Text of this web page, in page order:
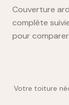
Couverture
complète
pour comparer.
Votre toiture